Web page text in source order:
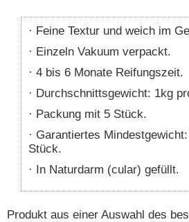
Feine Textur und weich im
Einzeln Vakuum verpackt.
4 bis 6 Monate Reifungszeit.
Durchschnittsgewicht: 1kg
Packung mit 5 Stück.
Garantiertes
Stück.
In Naturdarm (cular) gefüllt.
Produkt aus einer Auswahl des